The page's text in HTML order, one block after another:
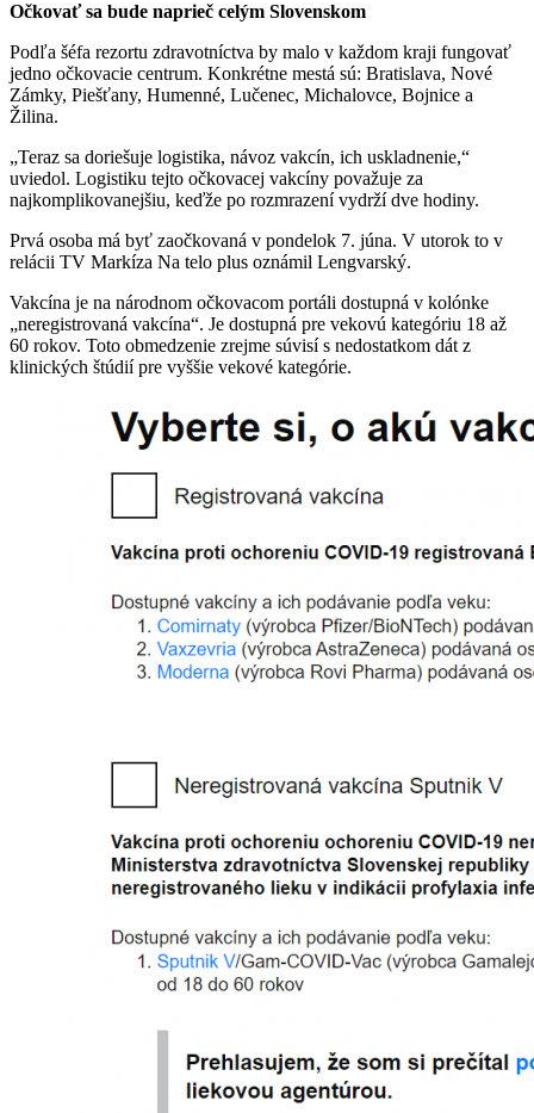
Očkovať sa bude naprieč celým Slovenskom
Podľa šéfa rezortu zdravotníctva by malo v každom kraji fungovať
jedno očkovacie centrum. Konkrétne mestá sú: Bratislava, Nové
Zámky, Piešťany, Humenné, Lučenec, Michalovce, Bojnice a
Žilina.
„Teraz sa doriešuje logistika, návoz vakcín, ich uskladnenie,“
uviedol. Logistiku tejto očkovacej vakcíny považuje za
najkomplikovanejšiu, keďže po rozmrazení vydrží dve hodiny.
Prvá osoba má byť zaočkovaná v pondelok 7. júna. V utorok to v
relácii TV Markíza Na telo plus oznámil Lengvarský.
Vakcína je na národnom očkovacom portáli dostupná v kolónke
„neregistrovaná vakcína“. Je dostupná pre vekovú kategóriu 18 až
60 rokov. Toto obmedzenie zrejme súvisí s nedostatkom dát z
klinických štúdií pre vyššie vekové kategórie.